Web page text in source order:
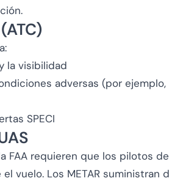
la visibilidad
adversas (por
SPECI
FAA requieren que los pilotos
vuelo. Los METAR suministran